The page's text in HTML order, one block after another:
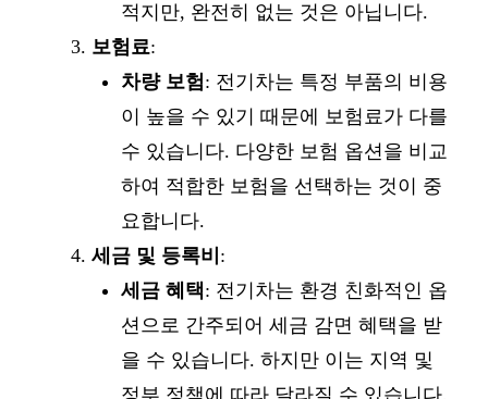
적지만, 완전히 없는 것은 아닙니다.
보험료:
차량 보험: 전기차는 특정 부품의 비용
이 높을 수 있기 때문에 보험료가 다를
수 있습니다. 다양한 보험 옵션을 비교
하여 적합한 보험을 선택하는 것이 중
요합니다.
세금 및 등록비 :
세금 혜택: 전기차는 환경 친화적인 옵
션으로 간주되어 세금 감면 혜택을 받
을 수 있습니다. 하지만 이는 지역 및
정부 정책에 따라 달라질 수 있습니다.